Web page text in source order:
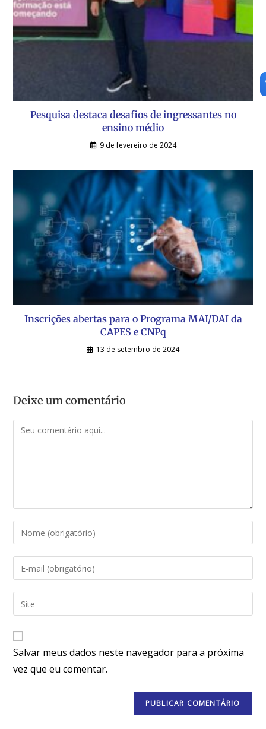
Pesquisa destaca desafios de ingressantes no
ensino médio
9 de fevereiro de 2024
Inscrições abertas para o Programa MAI/DAI da
CAPES e CNPq
13 de setembro de 2024
Deixe um comentário
Salvar meus dados neste navegador para a próxima
vez que eu comentar.